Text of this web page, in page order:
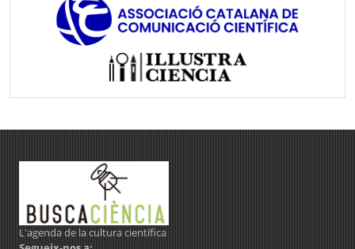
L'agenda de la cultura científica